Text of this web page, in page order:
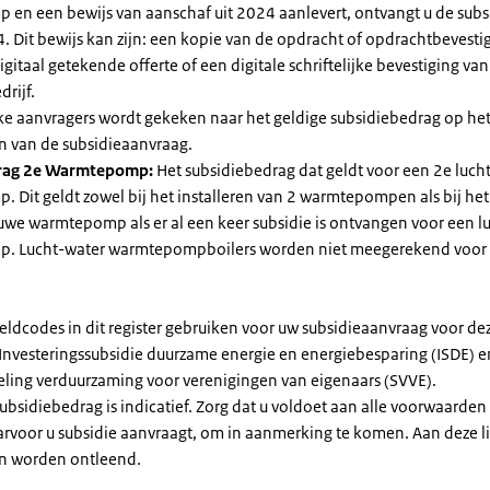
en een bewijs van aanschaf uit 2024 aanlevert, ontvangt u de
Dit bewijs kan zijn: een kopie van de opdracht of
getekende offerte of een digitale schriftelijke bevestiging
aanvragers wordt gekeken naar het geldige subsidiebedrag op
van de subsidieaanvraag.
2e Warmtepomp: Het subsidiebedrag dat geldt voor een 2e
Dit geldt zowel bij het installeren van 2 warmtepompen als bij
warmtepomp als er al een keer subsidie is ontvangen voor een
Lucht-water warmtepompboilers worden niet meegerekend voor
in dit register gebruiken voor uw subsidieaanvraag voor
duurzame energie en energiebesparing (ISDE)
verduurzaming voor verenigingen van eigenaars (SVVE).
is indicatief. Zorg dat u voldoet aan alle voorwaarden
u subsidie aanvraagt, om in aanmerking te komen. Aan deze
worden ontleend.